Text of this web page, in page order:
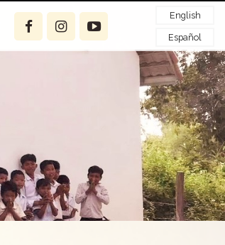
English
Español